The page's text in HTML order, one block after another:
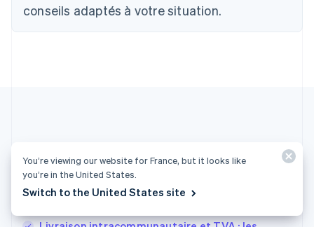
conseils adaptés à votre situation.
Plus d'articles
Autres articles sur la facturation
English Français
Chine continentale
English
Espagne
EspañolEnglish
English
You’re viewing our website for France, but it looks like
you’re in the United States.
Switch to the United States site